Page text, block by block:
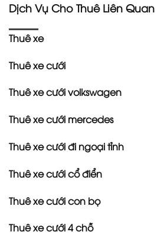
Dịch Vụ Cho Thuê Liên Quan
Thuê xe
Thuê xe cưới
Thuê xe cưới volkswagen
Thuê xe cưới mercedes
Thuê xe cưới đi ngoại tỉnh
Thuê xe cưới cổ điển
Thuê xe cưới con bọ
Thuê xe cưới 4 chỗ